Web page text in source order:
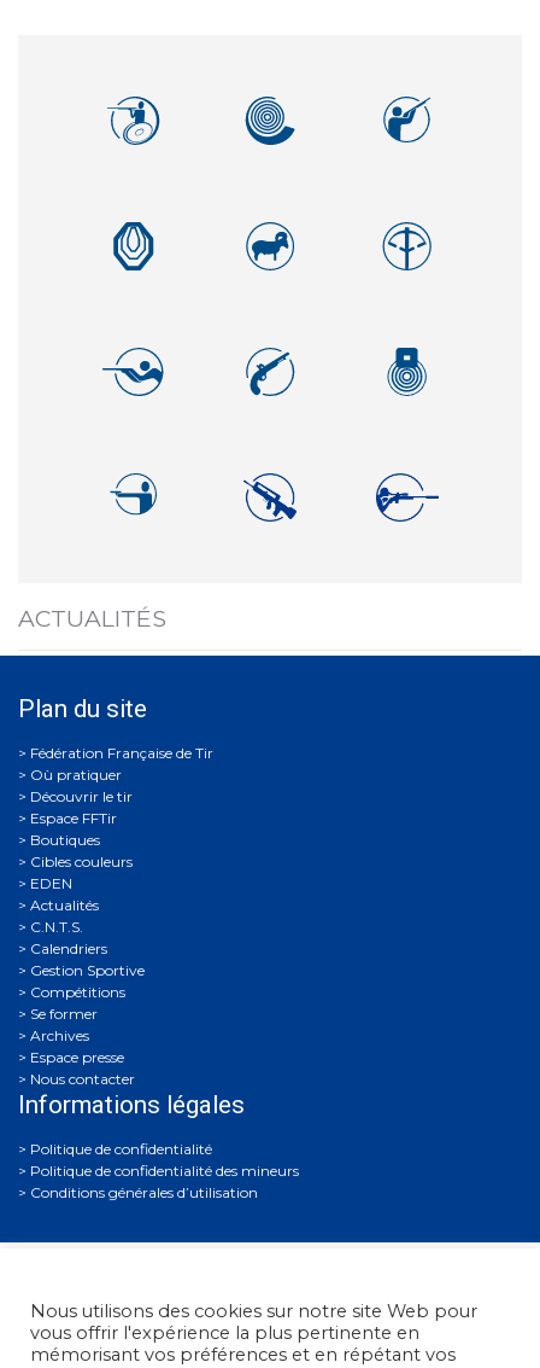
ACTUALITÉS
Plan du site
Où pratiquer
Découvrir le tir
Espace FFTir
Boutiques
Cibles couleurs
EDEN
Actualités
C.N.T.S.
Calendriers
Gestion Sportive
Compétitions
Se former
Archives
Espace presse
Nous contacter
Informations légales
Politique de confidentialité
Politique de confidentialité des mineurs
Conditions générales d’utilisation
Nous utilisons des cookies sur notre site Web pour
vous offrir l'expérience la plus pertinente en
mémorisant vos préférences et en répétant vos